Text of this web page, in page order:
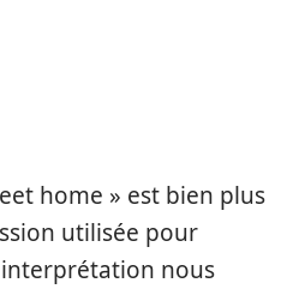
home » est bien plus
utilisée pour
interprétation nous